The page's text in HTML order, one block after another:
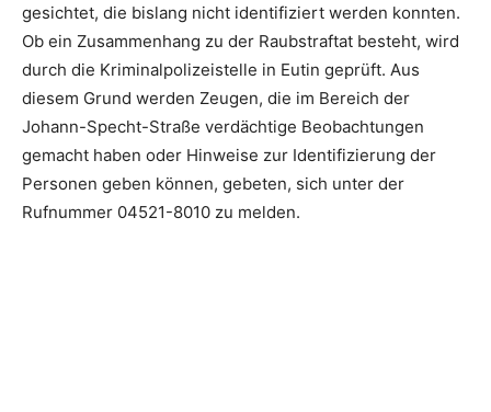
gesichtet, die bislang nicht identifiziert werden konnten.
Ob ein Zusammenhang zu der Raubstraftat besteht, wird
durch die Kriminalpolizeistelle in Eutin geprüft. Aus
diesem Grund werden Zeugen, die im Bereich der
Johann-Specht-Straße verdächtige Beobachtungen
gemacht haben oder Hinweise zur Identifizierung der
Personen geben können, gebeten, sich unter der
Rufnummer 04521-8010 zu melden.